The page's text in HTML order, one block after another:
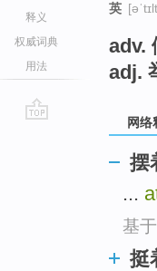
释义
权威词典
用法
英
adv.
adj.
网络
摆
...
基
挺